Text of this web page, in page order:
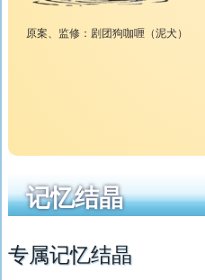
原案、监修：剧团狗咖喱（泥犬）
记忆结晶
专属记忆结晶